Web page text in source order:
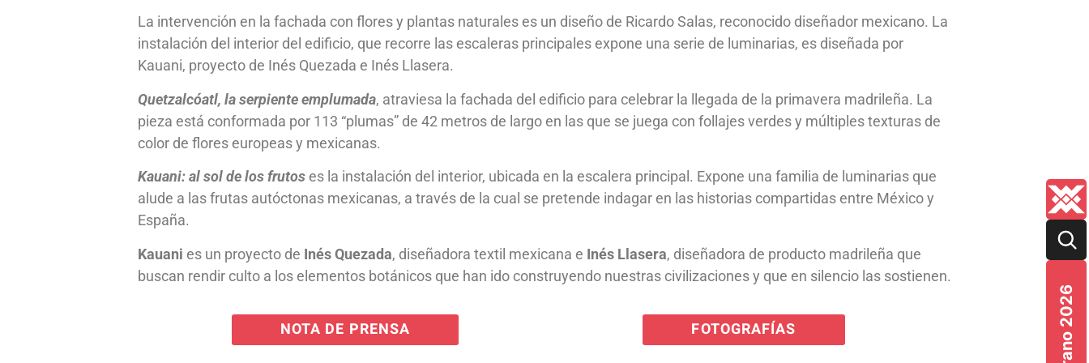
Verano 2026
La intervención en la fachada con flores y plantas naturales es un diseño de Ricardo Salas, reconocido diseñador mexicano. La
instalación del interior del edificio, que recorre las escaleras principales expone una serie de luminarias, es diseñada por
Kauani, proyecto de Inés Quezada e Inés Llasera.
Quetzalcóatl, la serpiente emplumada, atraviesa la fachada del edificio para celebrar la llegada de la primavera madrileña. La
pieza está conformada por 113 “plumas” de 42 metros de largo en las que se juega con follajes verdes y múltiples texturas de
color de flores europeas y mexicanas.
Kauani: al sol de los frutos es la instalación del interior, ubicada en la escalera principal. Expone una familia de luminarias que
alude a las frutas autóctonas mexicanas, a través de la cual se pretende indagar en las historias compartidas entre México y
España.
Kauani es un proyecto de Inés Quezada, diseñadora textil mexicana e Inés Llasera, diseñadora de producto madrileña que
buscan rendir culto a los elementos botánicos que han ido construyendo nuestras civilizaciones y que en silencio las sostienen.
NOTA DE PRENSA FOTOGRAFÍAS